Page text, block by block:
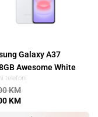
telefoni
Galaxy A37
Awesome White
KM
KM